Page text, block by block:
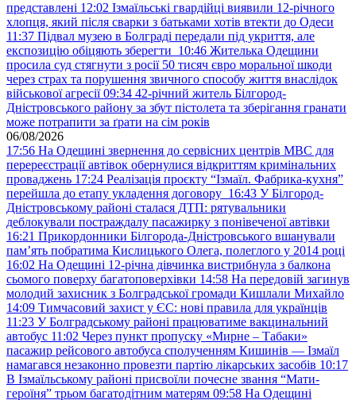
представлені 12:02 Ізмаїльські гвардійці виявили 12-річного
хлопця, який після сварки з батьками хотів втекти до Одеси
11:37 Підвал музею в Болграді передали під укриття, але
експозицію обіцяють зберегти 10:46 Жителька Одещини
просила суд стягнути з росії 50 тисяч євро моральної шкоди
через страх та порушення звичного способу життя внаслідок
військової агресії 09:34 42-річний житель Білгород-
Дністровського району за збут пістолета та зберігання гранати
може потрапити за ґрати на сім років
06/08/2026
17:56 На Одещині звернення до сервісних центрів МВС для
перереєстрації автівок обернулися відкриттям кримінальних
проваджень 17:24 Реалізація проєкту “Ізмаїл. Фабрика-кухня”
перейшла до етапу укладення договору 16:43 У Білгород-
Дністровському районі сталася ДТП: рятувальники
деблокували постраждалу пасажирку з понівеченої автівки
16:21 Прикордонники Білгорода-Дністровського вшанували
пам’ять побратима Кислицького Олега, полеглого у 2014 році
16:02 На Одещині 12-річна дівчинка вистрибнула з балкона
сьомого поверху багатоповерхівки 14:58 На передовій загинув
молодий захисник з Болградської громади Кишлали Михайло
14:09 Тимчасовий захист у ЄС: нові правила для українців
11:23 У Болградському районі працюватиме вакцинальний
автобус 11:02 Через пункт пропуску «Мирне – Табаки»
пасажир рейсового автобуса сполученням Кишинів — Ізмаїл
намагався незаконно провезти партію лікарських засобів 10:17
В Ізмаїльському районі присвоїли почесне звання “Мати-
героїня” трьом багатодітним матерям 09:58 На Одещині